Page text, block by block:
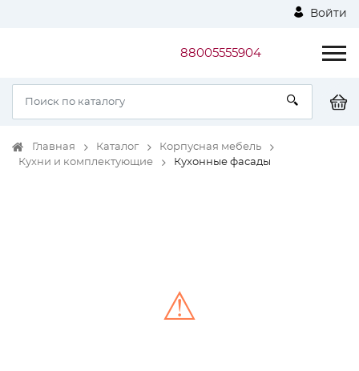
Войти
88005555904
Главная Каталог
Корпусная мебель
Кухни и комплектующие
Кухонные фасады
⚠